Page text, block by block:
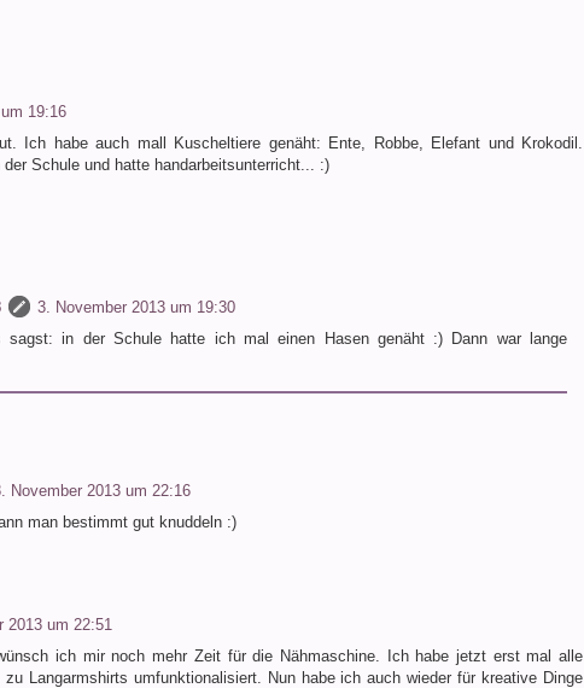
19:16
Ich habe auch mall Kuscheltiere genäht: Ente, Robbe, Elefant und Krokodil.
Schule und hatte handarbeitsunterricht... :)
3. November 2013 um 19:30
in der Schule hatte ich mal einen Hasen genäht :) Dann war lange
November 2013 um 22:16
man bestimmt gut knuddeln :)
2013 um 22:51
ich mir noch mehr Zeit für die Nähmaschine. Ich habe jetzt erst mal alle
Langarmshirts umfunktionalisiert. Nun habe ich auch wieder für kreative Dinge